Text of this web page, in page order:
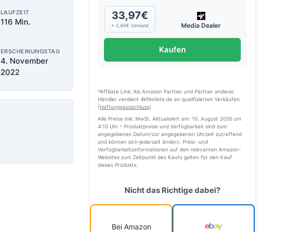
LAUFZEIT
116 Min.
ERSCHEINUNGSTAG
4. November
2022
Media Dealer
33,97€
+ 2,49€ Versand
Kaufen
*Affiliate Link: Als Amazon Partner und Partner anderer
Händler verdient 4kfilmliste.de an qualifizierten Verkäufen
(Haftungsausschluss)
Alle Preise inkl. MwSt. Aktualisiert am: 10. August 2026 um
4:10 Uhr – Produktpreise und Verfügbarkeit sind zum
angegebenen Datum/zur angegebenen Uhrzeit zutreffend
und können sich jederzeit ändern. Preis- und
Verfügbarkeitsinformationen auf den relevanten Amazon-
Websites zum Zeitpunkt des Kaufs gelten für den Kauf
dieses Produkts.
Nicht das Richtige dabei?
Bei Amazon